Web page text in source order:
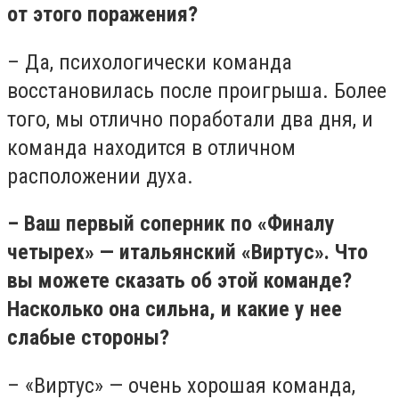
от этого поражения?
– Да, психологически команда
восстановилась после проигрыша. Более
того, мы отлично поработали два дня, и
команда находится в отличном
расположении духа.
– Ваш первый соперник по «Финалу
четырех» — итальянский «Виртус». Что
вы можете сказать об этой команде?
Насколько она сильна, и какие у нее
слабые стороны?
– «Виртус» — очень хорошая команда,